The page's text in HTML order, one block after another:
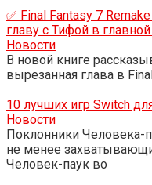
✅ Final Fantasy 7
главу с Тифой в
Новости
В новой книге
вырезанная глава в
10 лучших игр Switch
Новости
Поклонники Человека-
не менее
Человек-паук во